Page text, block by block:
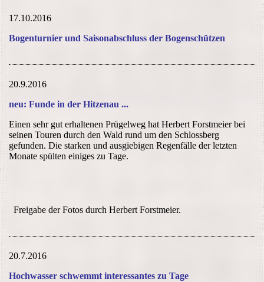
17.10.2016
Bogenturnier und Saisonabschluss der Bogenschützen
20.9.2016
neu: Funde in der Hitzenau ...
Einen sehr gut erhaltenen Prügelweg hat Herbert Forstmeier bei
seinen Touren durch den Wald rund um den Schlossberg
gefunden. Die starken und ausgiebigen Regenfälle der letzten
Monate spülten einiges zu Tage.
Freigabe der Fotos durch Herbert Forstmeier.
20.7.2016
Hochwasser schwemmt interessantes zu Tage